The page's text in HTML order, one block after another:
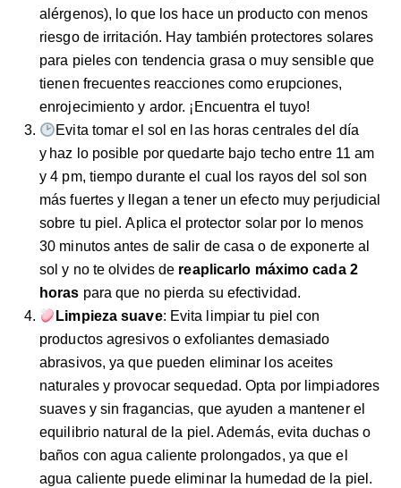
alérgenos), lo que los hace un producto con menos
riesgo de irritación. Hay también protectores solares
para pieles con tendencia grasa o muy sensible que
tienen frecuentes reacciones como erupciones,
enrojecimiento y ardor. ¡Encuentra el tuyo!
Evita tomar el sol en las horas centrales del día
y haz lo posible por quedarte bajo techo entre 11 am
y 4 pm, tiempo durante el cual los rayos del sol son
más fuertes y llegan a tener un efecto muy perjudicial
sobre tu piel. Aplica el protector solar por lo menos
30 minutos antes de salir de casa o de exponerte al
sol y no te olvides de reaplicarlo máximo cada 2
horas para que no pierda su efectividad.
Limpieza suave: Evita limpiar tu piel con
productos agresivos o exfoliantes demasiado
abrasivos, ya que pueden eliminar los aceites
naturales y provocar sequedad. Opta por limpiadores
suaves y sin fragancias, que ayuden a mantener el
equilibrio natural de la piel. Además, evita duchas o
baños con agua caliente prolongados, ya que el
agua caliente puede eliminar la humedad de la piel.